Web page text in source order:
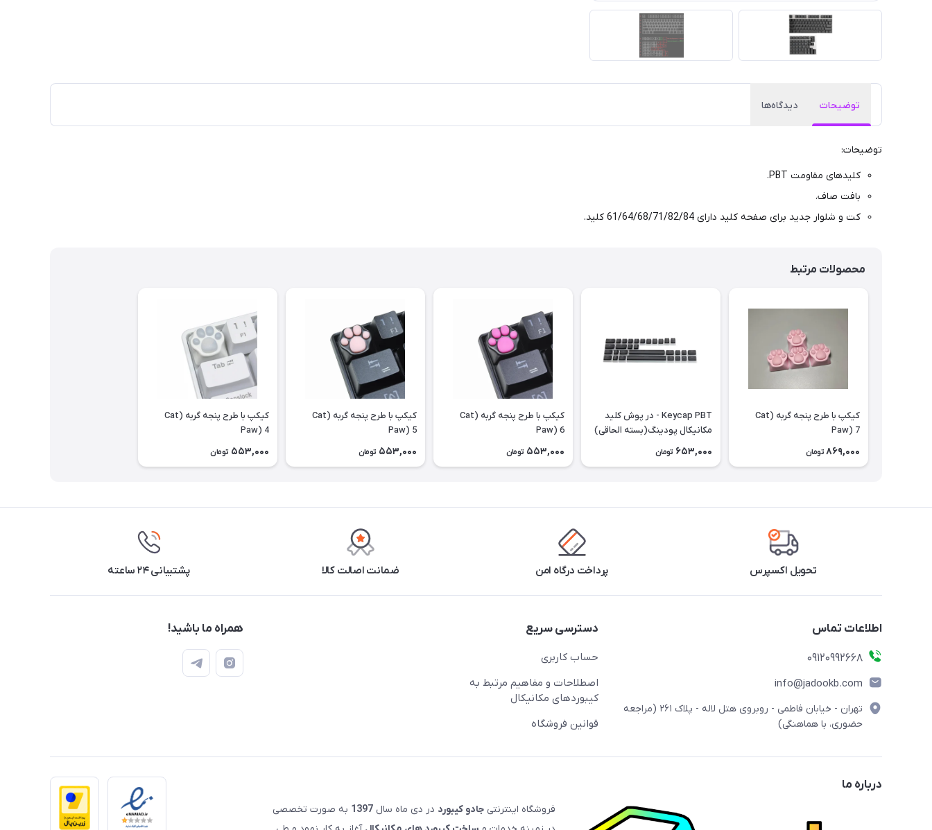
توضیحات دیدگاه‌ها
توضیحات:
کلیدهای مقاومت PBT.
بافت صاف.
کت و شلوار جدید برای صفحه کلید دارای 61/64/68/71/82/84 کلید.
محصولات مرتبط
کیکپ با طرح پنجه گربه (Cat
Paw) 7
869,000 تومان
Keycap PBT - در پوش کلید
مکانیکال پودینگ(بسته الحاقی)
Extra Pudding
653,000 تومان
کیکپ با طرح پنجه گربه (Cat
Paw) 6
553,000 تومان
کیکپ با طرح پنجه گربه (Cat
Paw) 5
553,000 تومان
کیکپ با طرح پنجه گربه (Cat
Paw) 4
553,000 تومان
تحویل اکسپرس پرداخت درگاه امن ضمانت اصالت کالا پشتیبانی ۲۴ ساعته
اطلاعات تماس
09120992668
info@jadookb.com
تهران - خیابان فاطمی - روبروی هتل لاله - پلاک ٢۶١ (مراجعه
حضوری، با هماهنگی)
دسترسی سریع
حساب کاربری
اصطلاحات و مفاهیم مرتبط به
کیبوردهای مکانیکال
قوانین فروشگاه
همراه ما باشید!
درباره ما
فروشگاه اینترنتی جادو کیبورد در دی ماه سال 1397 به صورت تخصصی